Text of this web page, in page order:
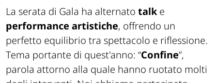
La serata di Gala ha alternato talke
performance artistiche, offrendo un
perfetto equilibrio tra spettacolo e riflessione.
Tema portante di quest'anno: “Confine”,
parola attorno alla quale hanno ruotato molti